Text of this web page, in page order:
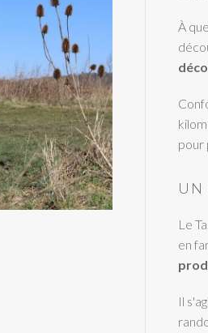
À
pour
UN
Le
en
Il